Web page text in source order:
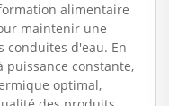
alimentaire
maintenir une
conduites d'eau. En
puissance constante,
optimal,